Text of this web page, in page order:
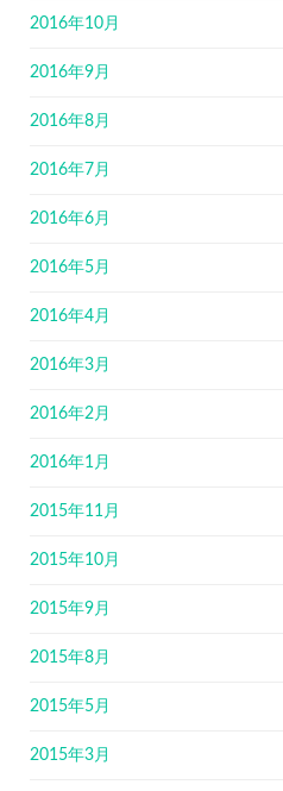
2016年10月
2016年9月
2016年8月
2016年7月
2016年6月
2016年5月
2016年4月
2016年3月
2016年2月
2016年1月
2015年11月
2015年10月
2015年9月
2015年8月
2015年5月
2015年3月